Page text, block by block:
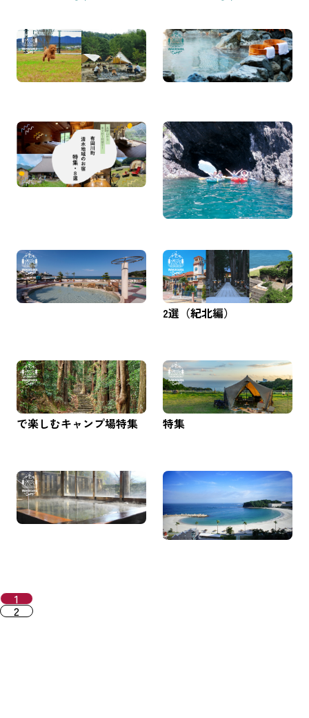
ペットと楽しめる和歌山
県のキャンプ場特集！
アクセス良好！
大阪から2時間以内で楽し
める温泉キャンプ
高野山参りのあとに！有
田川町清水地域のお宿特
集
白浜の帰り道、もう1回テ
ンションが上がった！
子連れにもおススメ★有
田の夏の観光スポットま
とめ
絶景！オーシャンビュー
が楽しめる海辺の温泉キ
ャンプ
必見！和歌山キャンプで
訪れるべきおすすめ５コ
ースと立ち寄りスポット1
2選（紀北編）
和歌山県で世界遺産とキ
ャンプを楽しもう！「熊
野」や「高野山」エリア
で楽しむキャンプ場特集
初心者・ファミリー歓
迎！手ぶらで楽しむ最高
の和歌山県のキャンプ場
特集
温泉を楽しめるキャンプ
場特集
必見！和歌山キャンプで
訪れるべきおすすめ５コ
ースと立ち寄りスポット1
5選（紀南編）
1
2